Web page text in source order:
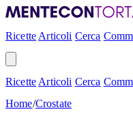
Ricette Articoli Cerca
Ricette Articoli Cerca
Home/Crostate